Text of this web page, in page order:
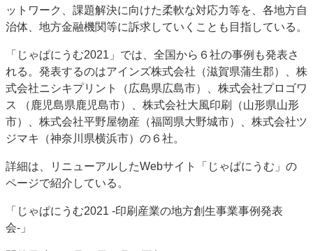
ットワーク、課題解決に向けた柔軟な対応力等を、各地方自
治体、地方金融機関等に訴求していくことも目指している。
「じゃぱにうむ2021」では、全国から６社の事例も発表さ
れる。発表するのはアインズ株式会社（滋賀県蒲生郡）、株
式会社ニシキプリント（広島県広島市）、株式会社プロゴワ
ス （鹿児島県鹿児島市）、株式会社大風印刷（山形県山形
市）、株式会社平野屋物産（福岡県大野城市）、株式会社ツ
ジマキ（神奈川県横浜市）の６社。
詳細は、リニューアルしたWebサイト「じゃぱにうむ」の
ページで紹介している。
「じゃぱにうむ2021 -印刷産業の地方創生事業事例発表
会-」